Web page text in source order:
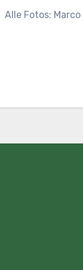
Alle Fotos: Marco